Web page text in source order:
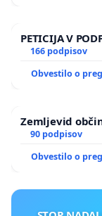
PETICIJA V
166 podpisov
Obvestilo o
Zemljevid
90 podpisov
Obvestilo o